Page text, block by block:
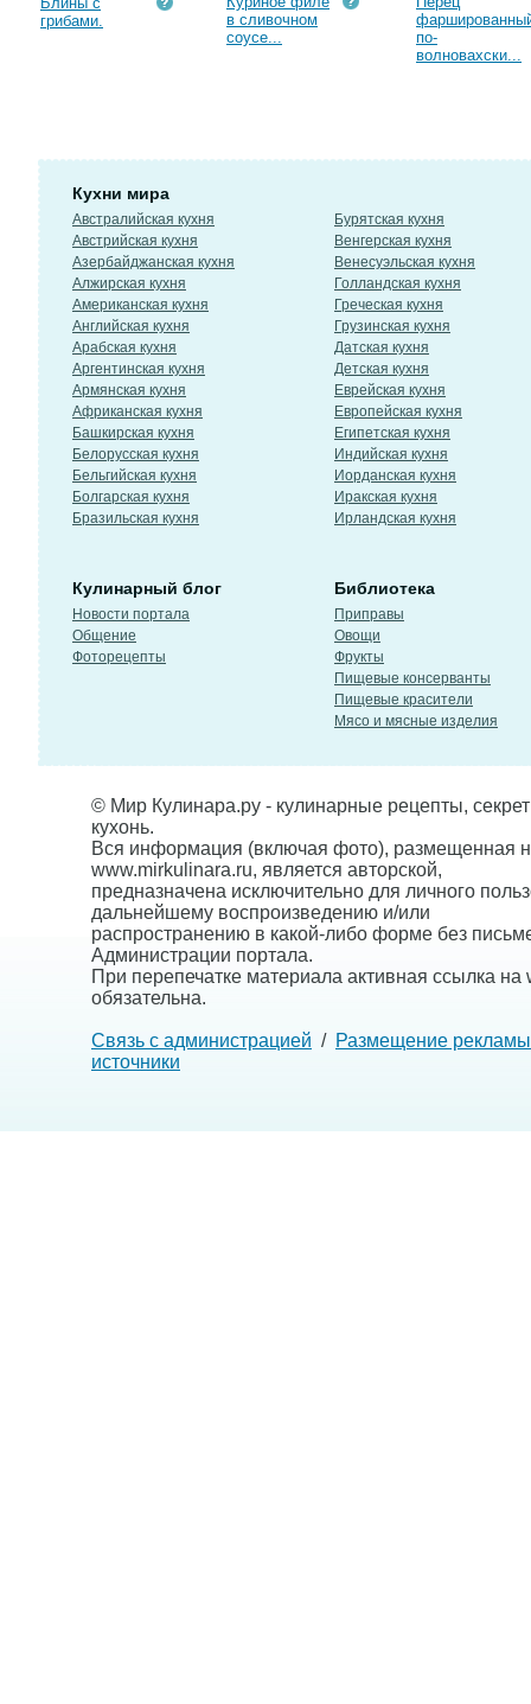
грибами.
в сливочном
соусе...
по-
волновахски...
Кухни мира
Австралийская кухня
Австрийская кухня
Азербайджанская кухня
Алжирская кухня
Американская кухня
Английская кухня
Арабская кухня
Аргентинская кухня
Армянская кухня
Африканская кухня
Башкирская кухня
Белорусская кухня
Бельгийская кухня
Болгарская кухня
Бразильская кухня
Бурятская кухня
Венгерская кухня
Венесуэльская кухня
Голландская кухня
Греческая кухня
Грузинская кухня
Датская кухня
Детская кухня
Еврейская кухня
Европейская кухня
Египетская кухня
Индийская кухня
Иорданская кухня
Иракская кухня
Ирландская кухня
Кулинарный блог
Новости портала
Общение
Фоторецепты
Библиотека
Приправы
Овощи
Фрукты
Пищевые консерванты
Пищевые красители
Мясо и мясные изделия
© Мир Кулинара.ру - кулинарные рецепты,
кухонь.
Вся информация (включая фото), размещенная
www.mirkulinara.ru, является авторской,
предназначена исключительно для личного
дальнейшему воспроизведению и/или
распространению в какой-либо форме без
Администрации портала.
При перепечатке материала активная ссылка на
обязательна.
Связь с администрацией / Размещение рекламы
источники